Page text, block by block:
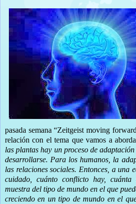
pasada semana “Zeitgeist moving
relación con el tema que vamos a
las plantas hay un proceso de
desarrollarse. Para los humanos, la
las relaciones sociales. Entonces, a una
cuidado, cuánto conflicto hay, cuánta
muestra del tipo de mundo en el que
creciendo en un tipo de mundo en el